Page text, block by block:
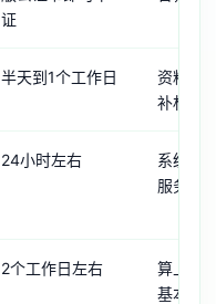
证
半天到1个工作日
资料齐
补材料
24小时左右
系统自
服务号
2个工作日左右
算上前
基本都